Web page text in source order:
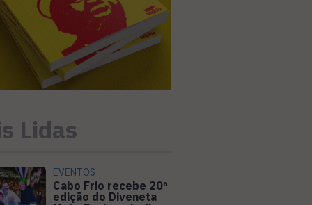
Lidas
EVENTOS
Cabo Frio recebe 20ª
edição do Diveneta